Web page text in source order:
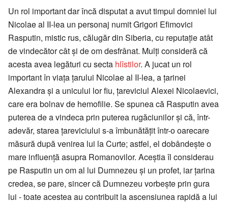
Un rol important dar încă disputat a avut timpul domniei lui
Nicolae al II-lea un personaj numit Grigori Efimovici
Rasputin, mistic rus, călugăr din Siberia, cu reputaţie atât
de vindecător cât şi de om desfrânat. Mulţi consideră că
acesta avea legături cu secta hlîstilor. A jucat un rol
important în viaţa ţarului Nicolae al II-lea, a ţarinei
Alexandra şi a unicului lor fiu, ţareviciul Alexei Nicolaevici,
care era bolnav de hemofilie. Se spunea că Rasputin avea
puterea de a vindeca prin puterea rugăciunilor şi că, într-
adevăr, starea ţareviciului s-a îmbunătăţit într-o oarecare
măsură după venirea lui la Curte; astfel, el dobândeşte o
mare influenţă asupra Romanovilor. Aceştia îl considerau
pe Rasputin un om al lui Dumnezeu şi un profet, iar ţarina
credea, se pare, sincer că Dumnezeu vorbeşte prin gura
lui - toate acestea au contribuit la ascensiunea rapidă a lui